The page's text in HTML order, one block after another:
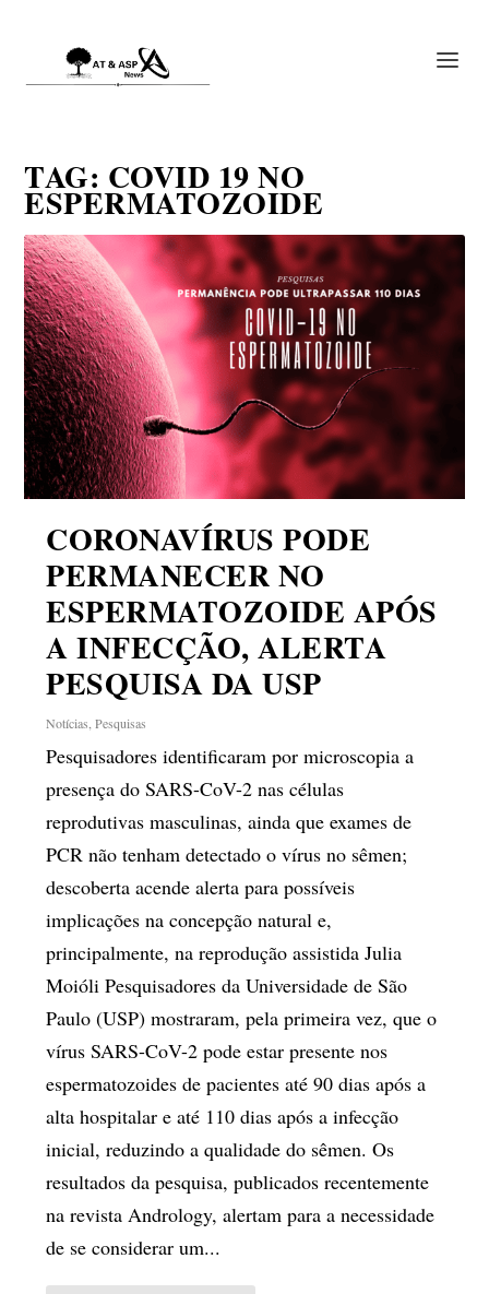
TAG: COVID 19 NO
ESPERMATOZOIDE
CORONAVÍRUS PODE
PERMANECER NO
ESPERMATOZOIDE APÓS
A INFECÇÃO, ALERTA
PESQUISA DA USP
Notícias ,Pesquisas
Pesquisadores identificaram por microscopia a
presença do SARS-CoV-2 nas células
reprodutivas masculinas, ainda que exames de
PCR não tenham detectado o vírus no sêmen;
descoberta acende alerta para possíveis
implicações na concepção natural e,
principalmente, na reprodução assistida Julia
Moióli Pesquisadores da Universidade de São
Paulo (USP) mostraram, pela primeira vez, que o
vírus SARS-CoV-2 pode estar presente nos
espermatozoides de pacientes até 90 dias após a
alta hospitalar e até 110 dias após a infecção
inicial, reduzindo a qualidade do sêmen. Os
resultados da pesquisa, publicados recentemente
na revista Andrology, alertam para a necessidade
de se considerar um...